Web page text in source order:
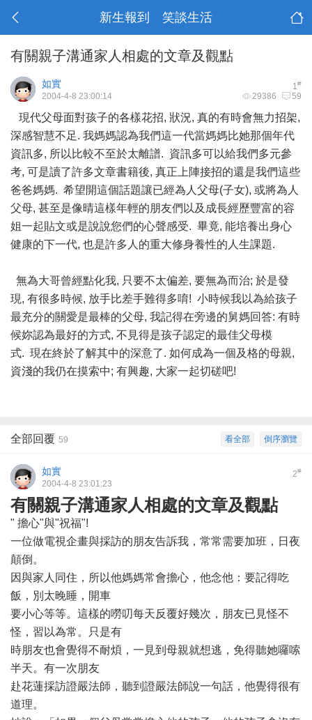
新生報到 笑談生活
有關親子溝通家人相處的文章及觀點
1#
如實
29386 59
2004-4-8 23:00:14
現代父母面對孩子的各樣花招, 狀況, 真的有時會無力招架,
深感智慧不足. 我媽媽認為我們這一代當媽媽比她那個年代
資訊多, 所以比較不至於太離譜. 資訊多可以給我們多元參
考, 可是讀了許多文章書籍後, 真正上陣接招的還是我們這些
爸爸媽媽. 希望開這個話題讓已經為人父母(子女), 或將為人
父母, 甚至是像晴這樣年輕的朋友們以及成長經歷豐富的容
姐一起貼文或是說說您們的心聲感受. 畢竟, 能培養出身心
健康的下一代, 也是許多人的重大修身養性的人生課題.
無為大哥曾經點化我, 只要不太偏差, 要無為而治; 於是發
現, 有很多時候, 放手比差手難得多唷! 小時候我以為給孩子
最充分的關愛是最棒的父母, 我記得在旁邊的舅媽回答: 有時
候妳認為最好的方式, 不見得是孩子認定的最佳父母模
式. 現在終於了解其中的深意了. 如何成為一個及格的母親,
資淺的我仍在摸索中; 有興趣, 大家一起切磋吧!
倒序瀏覽
看全部
全部回覆 59
2#
如實
2004-4-8 23:01:23
有關親子溝通家人相處的文章及觀點
" 擔心"與"祝福"!
一位做電視企畫與採訪的朋友告訴我，常常需要加班，日夜
顛倒。
因與家人同住，所以他媽媽常會擔心，他念他：要記得吃
飯，別太晚睡，開車
要小心等等。這樣的嘮叨每天反覆好幾次，朋友已見怪不
怪，習以為常。只是有
時朋友也會覺得不耐煩，一見到母親就想逃，免得聽她囉嗦
半天。有一次朋友
赴花蓮採訪證嚴法師，聽到證嚴法師說一句話，他覺得很有
道理。